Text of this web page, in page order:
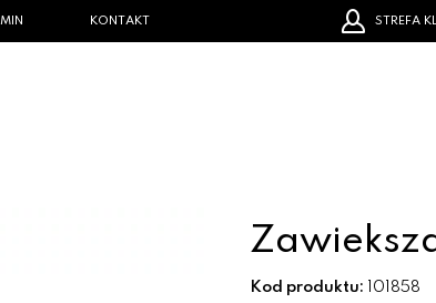
KONTAKT STREFA
Kod produktu: 101858